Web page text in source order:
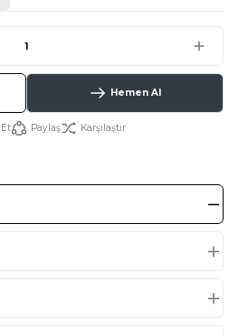
Hemen Al
Et Paylaş Karşılaştır